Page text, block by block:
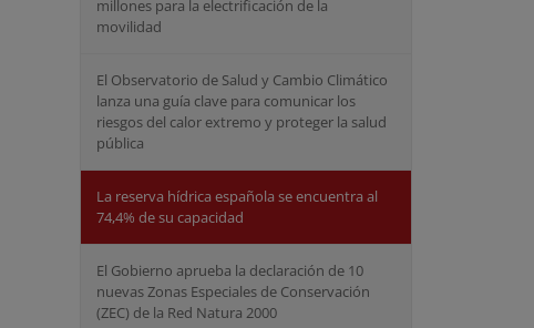
millones para la electrificación de la
movilidad
El Observatorio de Salud y Cambio Climático
lanza una guía clave para comunicar los
riesgos del calor extremo y proteger la salud
pública
La reserva hídrica española se encuentra al
74,4% de su capacidad
El Gobierno aprueba la declaración de 10
nuevas Zonas Especiales de Conservación
(ZEC) de la Red Natura 2000